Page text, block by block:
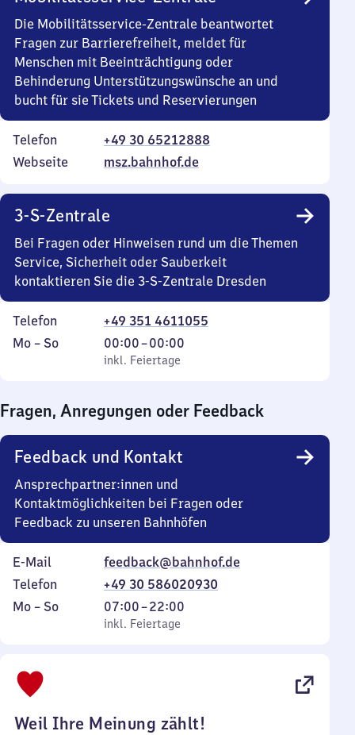
Die Mobilitätsservice-Zentrale beantwortet
Fragen zur Barrierefreiheit, meldet für
Menschen mit Beeinträchtigung oder
Behinderung Unterstützungswünsche an und
bucht für sie Tickets und Reservierungen
Telefon
+49 30 65212888
Webseite
msz.bahnhof.de
3-S-Zentrale
Bei Fragen oder Hinweisen rund um die Themen
Service, Sicherheit oder Sauberkeit
kontaktieren Sie die 3-S-Zentrale Dresden
Telefon
+49 351 4611055
Montag
Mo – So,
inkl. Feiertage
00:00–00:00
Von
0
0
Uhr
inkl. Feiertage
Fragen, Anregungen oder Feedback
Feedback und Kontakt
Ansprechpartner:innen und
Kontaktmöglichkeiten bei Fragen oder
Feedback zu unseren Bahnhöfen
E-Mail
feedback@bahnhof.de
Telefon
+49 30 586020930
Montag
Mo – So,
inkl. Feiertage
07:00–22:00
Von
7
inkl. Feiertage
Weil Ihre Meinung zählt!